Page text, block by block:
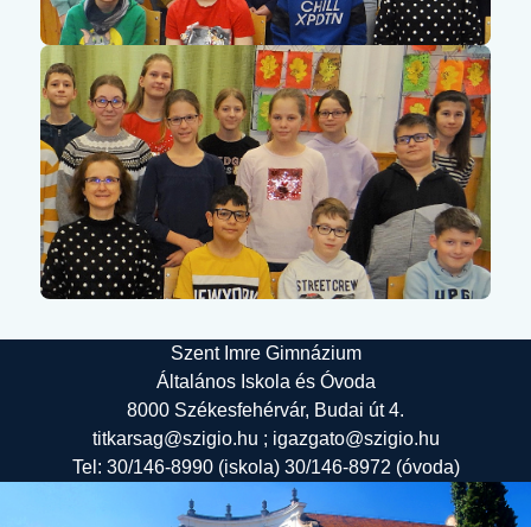
Szent Imre Gimnázium
Általános Iskola és Óvoda
8000 Székesfehérvár, Budai út 4.
titkarsag@szigio.hu ; igazgato@szigio.hu
Tel: 30/146-8990 (iskola) 30/146-8972 (óvoda)